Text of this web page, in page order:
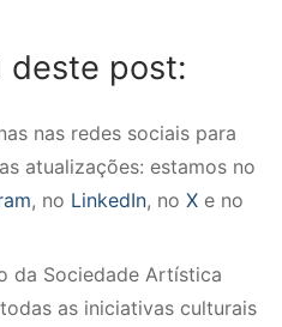
deste post:
nas redes sociais para
atualizações: estamos no
, no LinkedIn, no X e no
da Sociedade Artística
as iniciativas culturais